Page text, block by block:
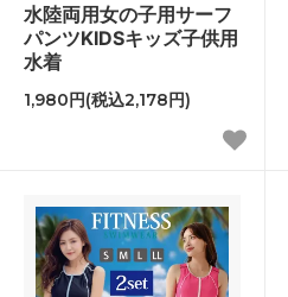
水陸両用女の子用サーフ
パンツKIDSキッズ子供用
水着
1,980円(税込2,178円)